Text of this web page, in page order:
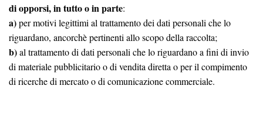
di opporsi, in tutto o in parte:
a)per motivi legittimi al trattamento dei dati personali che lo
riguardano, ancorchè pertinenti allo scopo della raccolta;
b)al trattamento di dati personali che lo riguardano a fini di invio
di materiale pubblicitario o di vendita diretta o per il compimento
di ricerche di mercato o di comunicazione commerciale.